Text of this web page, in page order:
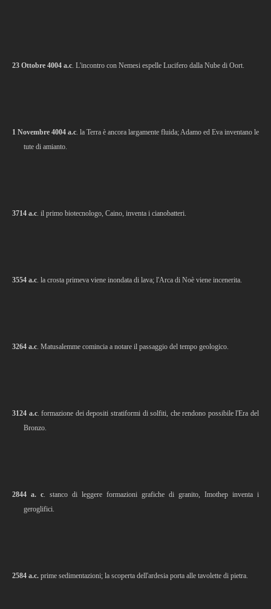
23 Ottobre 4004 a.c. L'incontro con Nemesi espelle Lucifero dalla Nube di Oort.
1 Novembre 4004 a.c. la Terra è ancora largamente fluida; Adamo ed Eva inventano le
tute di amianto.
3714 a.c. il primo biotecnologo, Caino, inventa i cianobatteri.
3554 a.c. la crosta primeva viene inondata di lava; l'Arca di Noè viene incenerita.
3264 a.c. Matusalemme comincia a notare il passaggio del tempo geologico.
3124 a.c. formazione dei depositi stratiformi di solfiti, che rendono possibile l'Era del
Bronzo.
2844 a. c. stanco di leggere formazioni grafiche di granito, Imothep inventa i
geroglifici.
2584 a.c. prime sedimentazioni; la scoperta dell'ardesia porta alle tavolette di pietra.